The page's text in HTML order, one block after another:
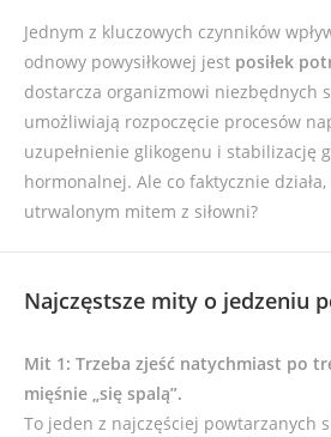
Jednym z kluczowych czynników
odnowy powysiłkowej jest posiłek
dostarcza organizmowi niezbędnych
umożliwiają rozpoczęcie procesów
uzupełnienie glikogenu i stabilizację
hormonalnej. Ale co faktycznie
utrwalonym mitem z siłowni?
Najczęstsze mity o jedzeniu
Mit 1: Trzeba zjeść natychmiast po
mięśnie „się spalą”.
To jeden z najczęściej powtarzanych